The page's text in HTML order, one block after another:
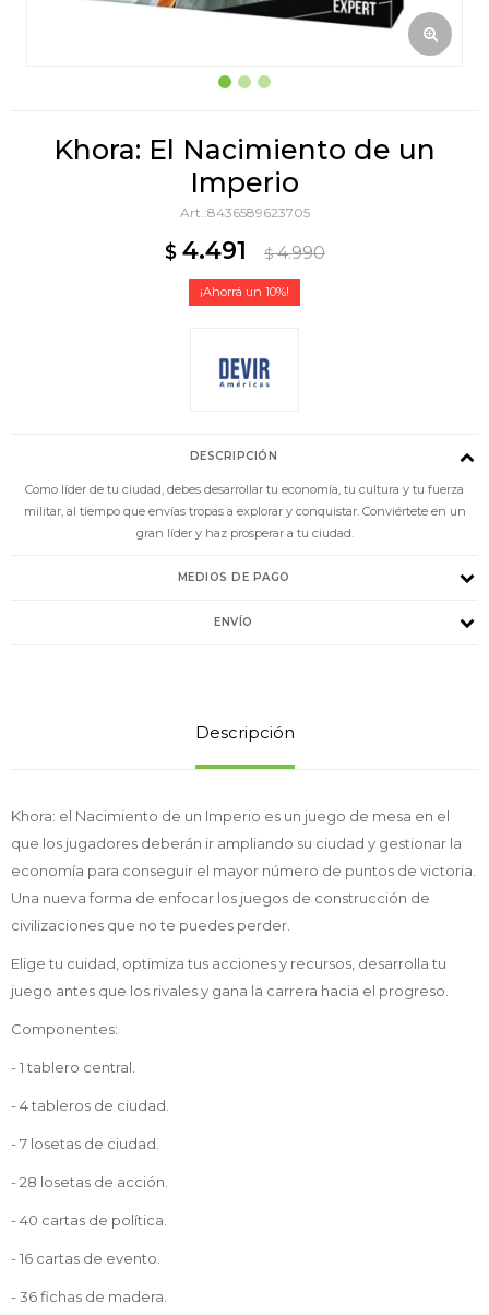
Khora: El Nacimiento de un
Imperio
8436589623705
$ 4.491 $ 4.990
10
DESCRIPCIÓN
Como líder de tu ciudad, debes desarrollar tu economía, tu cultura y tu fuerza
militar, al tiempo que envías tropas a explorar y conquistar. Conviértete en un
gran líder y haz prosperar a tu ciudad.
MEDIOS DE PAGO
ENVÍO
Descripción
Khora: el Nacimiento de un Imperio es un juego de mesa en el
que los jugadores deberán ir ampliando su ciudad y gestionar la
economía para conseguir el mayor número de puntos de victoria.
Una nueva forma de enfocar los juegos de construcción de
civilizaciones que no te puedes perder.
Elige tu cuidad, optimiza tus acciones y recursos, desarrolla tu
juego antes que los rivales y gana la carrera hacia el progreso.
Componentes:
- 1 tablero central.
- 4 tableros de ciudad.
- 7 losetas de ciudad.
- 28 losetas de acción.
- 40 cartas de política.
- 16 cartas de evento.
- 36 fichas de madera.